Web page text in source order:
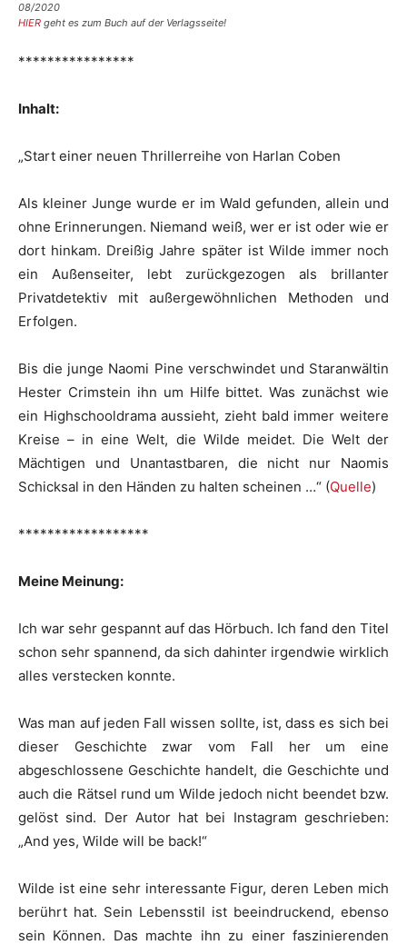
08/2020
HIER geht es zum Buch auf der Verlagsseite!
****************
Inhalt:
„Start einer neuen Thrillerreihe von Harlan Coben
Als kleiner Junge wurde er im Wald gefunden, allein und
ohne Erinnerungen. Niemand weiß, wer er ist oder wie er
dort hinkam. Dreißig Jahre später ist Wilde immer noch
ein Außenseiter, lebt zurückgezogen als brillanter
Privatdetektiv mit außergewöhnlichen Methoden und
Erfolgen.
Bis die junge Naomi Pine verschwindet und Staranwältin
Hester Crimstein ihn um Hilfe bittet. Was zunächst wie
ein Highschooldrama aussieht, zieht bald immer weitere
Kreise – in eine Welt, die Wilde meidet. Die Welt der
Mächtigen und Unantastbaren, die nicht nur Naomis
Schicksal in den Händen zu halten scheinen …“ (Quelle)
******************
Meine Meinung:
Ich war sehr gespannt auf das Hörbuch. Ich fand den Titel
schon sehr spannend, da sich dahinter irgendwie wirklich
alles verstecken konnte.
Was man auf jeden Fall wissen sollte, ist, dass es sich bei
dieser Geschichte zwar vom Fall her um eine
abgeschlossene Geschichte handelt, die Geschichte und
auch die Rätsel rund um Wilde jedoch nicht beendet bzw.
gelöst sind. Der Autor hat bei Instagram geschrieben:
„And yes, Wilde will be back!“
Wilde ist eine sehr interessante Figur, deren Leben mich
berührt hat. Sein Lebensstil ist beeindruckend, ebenso
sein Können. Das machte ihn zu einer faszinierenden